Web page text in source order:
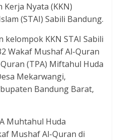
Nyata (KKN)
(STAI) Sabili Bandung.
kelompok KKN STAI Sabili
Wakaf Mushaf Al-Quran
(TPA) Miftahul Huda
Mekarwangi,
Bandung Barat,
Muhtahul Huda
Mushaf Al-Quran di